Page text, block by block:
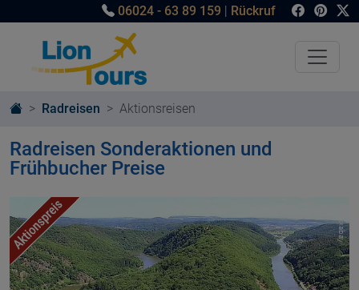
06024 - 63 89 159 | Rückruf
Radreisen Aktionsreisen
Radreisen Sonderaktionen und
Frühbucher Preise
© pixabay